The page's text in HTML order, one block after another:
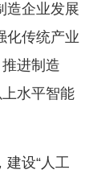
造企业发展
化传统产业
进制造
水平智能
设“人工